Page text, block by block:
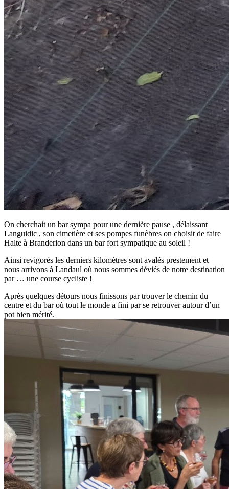
On cherchait un bar sympa pour une dernière pause , délaissant
Languidic , son cimetière et ses pompes funèbres on choisit de faire
Halte à Branderion dans un bar fort sympatique au soleil !
Ainsi revigorés les derniers kilomètres sont avalés prestement et
nous arrivons à Landaul où nous sommes déviés de notre destination
par … une course cycliste !
Après quelques détours nous finissons par trouver le chemin du
centre et du bar où tout le monde a fini par se retrouver autour d’un
pot bien mérité.